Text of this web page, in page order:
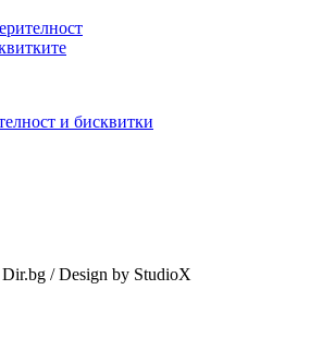
и бисквитки
/ Design by StudioX